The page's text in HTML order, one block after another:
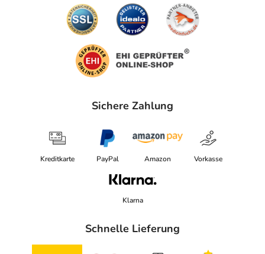
Sichere Zahlung
Kreditkarte PayPal Amazon Vorkasse
Klarna
Schnelle Lieferung